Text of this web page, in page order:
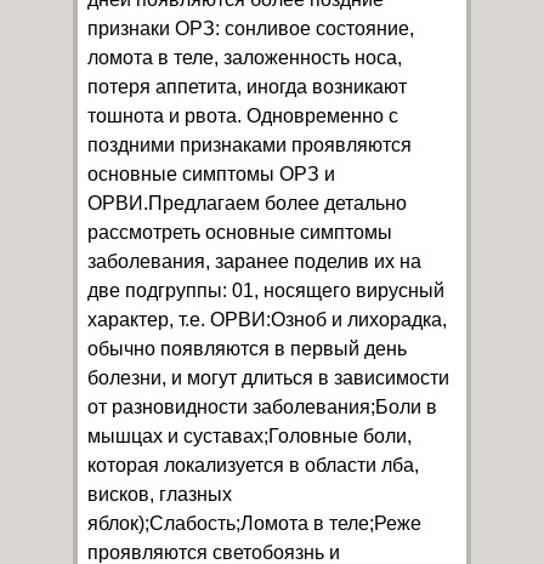
признаки ОРЗ: сонливое состояние,
ломота в теле, заложенность носа,
потеря аппетита, иногда возникают
тошнота и рвота. Одновременно с
поздними признаками проявляются
основные симптомы ОРЗ и
ОРВИ.Предлагаем более детально
рассмотреть основные симптомы
заболевания, заранее поделив их на
две подгруппы: 01, носящего вирусный
характер, т.е. ОРВИ:Озноб и лихорадка,
обычно появляются в первый день
болезни, и могут длиться в зависимости
от разновидности заболевания;Боли в
мышцах и суставах;Головные боли,
которая локализуется в области лба,
висков, глазных
яблок);Слабость;Ломота в теле;Реже
проявляются светобоязнь и